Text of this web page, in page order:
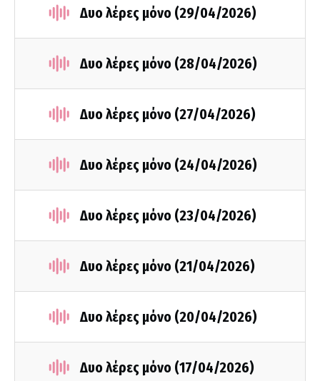
Δυο λέρες μόνο (29/04/2026)
Δυο λέρες μόνο (28/04/2026)
Δυο λέρες μόνο (27/04/2026)
Δυο λέρες μόνο (24/04/2026)
Δυο λέρες μόνο (23/04/2026)
Δυο λέρες μόνο (21/04/2026)
Δυο λέρες μόνο (20/04/2026)
Δυο λέρες μόνο (17/04/2026)